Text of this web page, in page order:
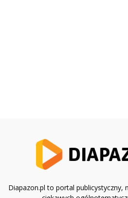
Diapazon.pl to portal publicystyczny,